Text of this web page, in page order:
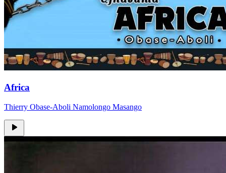
Africa
Thierry Obase-Aboli Namolongo Masango